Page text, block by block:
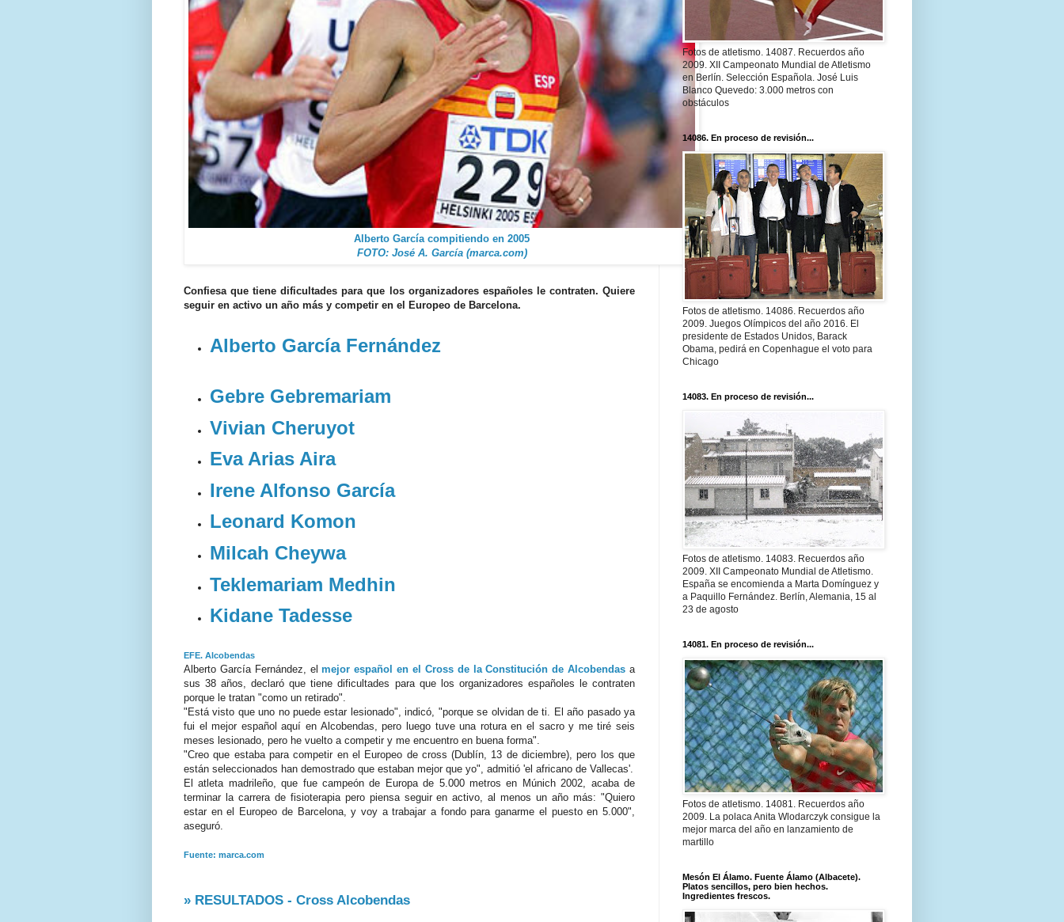
Alberto García compitiendo en 2005
FOTO: José A. García(marca.com)
Confiesa que tienedificultades para que los organizadoresespañoles le contraten. Quiere
seguir en activo un año más y competir en el Europeo de Barcelona.
Alberto García Fernández
Gebre Gebremariam
Vivian Cheruyot
Eva Arias Aira
Irene Alfonso García
Leonard Komon
Milcah Cheywa
Teklemariam Medhin
Kidane Tadesse
EFE. Alcobendas
Alberto García Fernández , elmejor español en el Crossde la Constitución deAlcobendas a
sus 38 años, declaró que tienedificultades para que los organizadores españoles le contraten
porque le tratan "como un retirado".
"Está visto que uno no puede estar lesionado", indicó, "porque se olvidan de ti. El año pasado ya
fui el mejor español aquí en Alcobendas , pero luego tuve una rotura en el sacro y me tiré seis
meses lesionado, pero he vuelto a competir y me encuentro en buena forma".
"Creo que estaba para competir en el Europeo de cross (Dublín , 13 de diciembre), pero los que
están seleccionados han demostrado que estaban mejor que yo", admitió 'el africano de Vallecas'.
El atleta madrileño, que fue campeón de Europa de 5.000 metros en Múnich2002, acaba de
terminar la carrera de fisioterapia pero piensa seguir en activo, al menos un año más: "Quiero
estar en el Europeo de Barcelona, y voy a trabajar a fondo para ganarme el puesto en 5.000",
aseguró.
Fuente: marca.com
» RESULTADOS - Cross Alcobendas
Fotos de atletismo. 14087. Recuerdos año
2009. XII Campeonato Mundial de Atletismo
en Berlín. Selección Española. José Luis
Blanco Quevedo: 3.000 metros con
obstáculos
14086. En proceso de revisión...
Fotos de atletismo. 14086. Recuerdos año
2009. Juegos Olímpicos del año 2016. El
presidente de Estados Unidos, Barack
Obama, pedirá en Copenhague el voto para
Chicago
14083. En proceso de revisión...
Fotos de atletismo. 14083. Recuerdos año
2009. XII Campeonato Mundial de Atletismo.
España se encomienda a Marta Domínguez y
a Paquillo Fernández. Berlín, Alemania, 15 al
23 de agosto
14081. En proceso de revisión...
Fotos de atletismo. 14081. Recuerdos año
2009. La polaca Anita Wlodarczyk consigue la
mejor marca del año en lanzamiento de
martillo
Mesón El Álamo. Fuente Álamo (Albacete).
Platos sencillos, pero bien hechos.
Ingredientes frescos.